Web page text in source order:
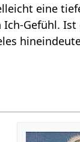
eine
Gefühl. Ist